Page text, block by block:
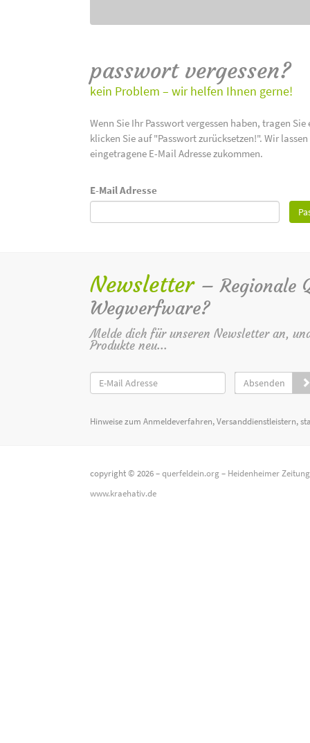
passwort vergessen?
kein Problem – wir helfen Ihnen gerne!
Wenn Sie Ihr Passwort vergessen haben, tragen
klicken Sie auf "Passwort zurücksetzen!". Wir
eingetragene E-Mail Adresse zukommen.
E-Mail Adresse
Newsletter – Regionale
Wegwerfware?
Melde dich für unseren Newsletter an,
Produkte neu...
Absenden
Hinweise zum Anmeldeverfahren, Versanddienstleistern,
copyright © 2026 –querfeldein.org– Heidenheimer
www.kraehativ.de